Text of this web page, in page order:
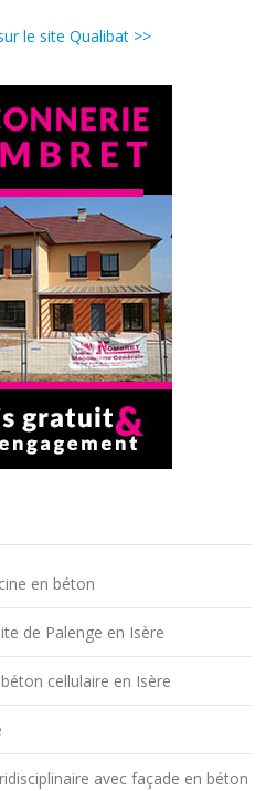
le site Qualibat >>
en béton
de Palenge en Isère
cellulaire en Isère
avec façade en béton